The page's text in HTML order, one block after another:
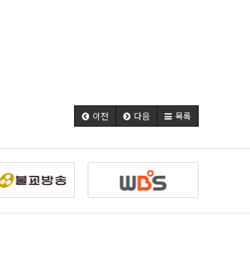
이전 다음 목록